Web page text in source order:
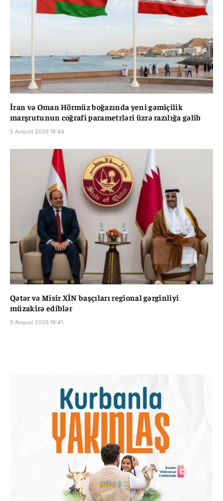
İran və Oman Hörmüz boğazında yeni gəmiçilik
marşrutunun coğrafi parametrləri üzrə razılığa gəlib
5 Avqust 2026 19:44
Qətər və Misir XİN başçıları regional gərginliyi
müzakirə ediblər
5 Avqust 2026 19:41